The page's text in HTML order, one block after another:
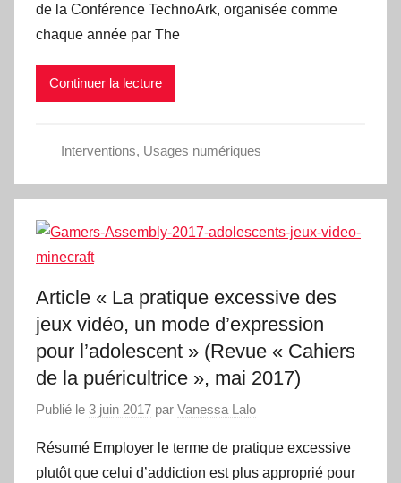
de la Conférence TechnoArk, organisée comme
chaque année par The
Continuer la lecture
Interventions, Usages numériques
Article « La pratique excessive des
jeux vidéo, un mode d’expression
pour l’adolescent » (Revue « Cahiers
de la puéricultrice », mai 2017)
Publié le 3 juin 2017 par Vanessa Lalo
Résumé Employer le terme de pratique excessive
plutôt que celui d’addiction est plus approprié pour